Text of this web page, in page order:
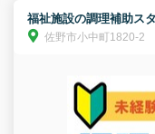
福祉施設の調理補助ス
佐野市小中町1820-2